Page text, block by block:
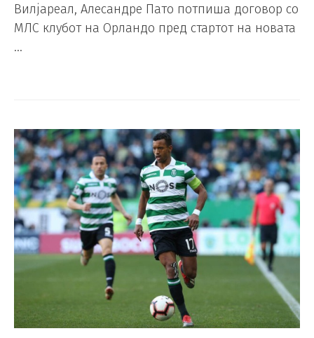
Вилјареал, Алесандре Пато потпиша договор со
МЛС клубот на Орландо пред стартот на новата
…